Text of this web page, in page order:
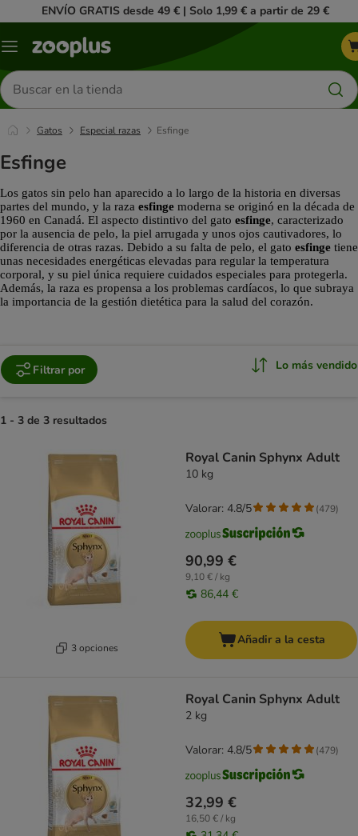
ENVÍO GRATIS desde 49 € | Solo 1,99 € a partir de 29 €
Menú
Buscar
productos
Gatos Especial razas Esfinge
Esfinge
Los gatos sin pelo han aparecido a lo largo de la historia en diversas
partes del mundo, y la raza esfinge moderna se originó en la década de
1960 en Canadá. El aspecto distintivo del gato esfinge, caracterizado
por la ausencia de pelo, la piel arrugada y unos ojos cautivadores, lo
diferencia de otras razas. Debido a su falta de pelo, el gato esfinge tiene
unas necesidades energéticas elevadas para regular la temperatura
corporal, y su piel única requiere cuidados especiales para protegerla.
Además, la raza es propensa a los problemas cardíacos, lo que subraya
la importancia de la gestión dietética para la salud del corazón.
Filtrar por Lo más vendido
1 - 3 de 3 resultados
3 opciones
Royal Canin Sphynx Adult
10 kg
90,99 €
9,10 € / kg
86,44 €
Valorar: 4.8/5 (479)
Añadir a la cesta
Royal Canin Sphynx Adult
2 kg
32,99 €
16,50 € / kg
Valorar: 4.8/5 (479)